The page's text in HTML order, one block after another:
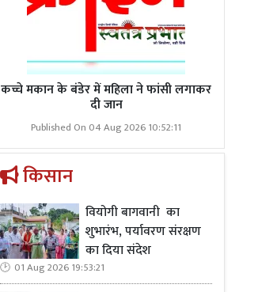
कच्चे मकान के बंडेर में महिला ने फांसी लगाकर
दी जान
Published On 04 Aug 2026 10:52:11
किसान
वियोगी बागवानी का
शुभारंभ, पर्यावरण संरक्षण
का दिया संदेश
01 Aug 2026 19:53:21